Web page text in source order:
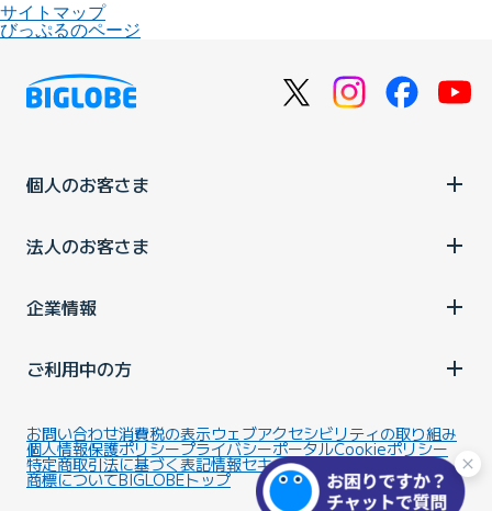
サイトマップ
びっぷるのページ
個人のお客さま
法人のお客さま
企業情報
ご利用中の方
お問い合わせ消費税の表示ウェブアクセシビリティの取り組み
個人情報保護ポリシープライバシーポータルCookieポリシー
特定商取引法に基づく表記情報セキュリティ基本方針
商標についてBIGLOBEトップ